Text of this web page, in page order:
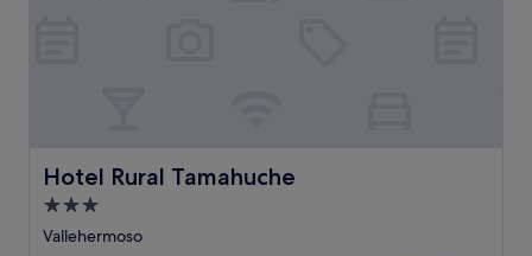
Hotel Rural Tamahuche
Hotel Rural Tamahuche
3.0
stjörnu
Vallehermoso